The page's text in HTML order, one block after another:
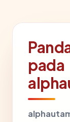
pada